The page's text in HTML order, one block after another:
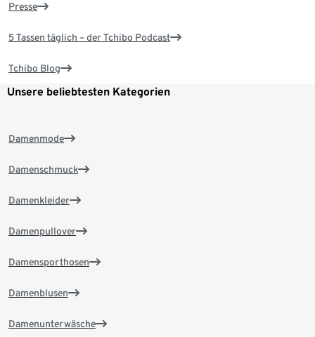
Presse
5 Tassen täglich – der Tchibo Podcast
Tchibo Blog
Unsere beliebtesten Kategorien
Damenmode
Damenschmuck
Damenkleider
Damenpullover
Damensporthosen
Damenblusen
Damenunterwäsche